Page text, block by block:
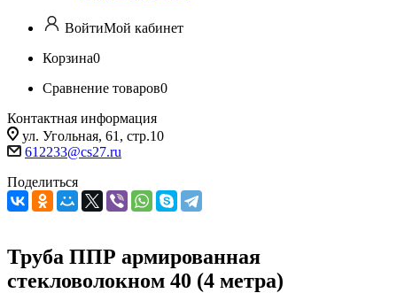
ВойтиМой кабинет
Корзина0
Сравнение товаров0
Контактная информация
ул. Угольная, 61, стр.10
612233@cs27.ru
Поделиться
Труба ППР армированная
стекловолокном 40 (4 метра)